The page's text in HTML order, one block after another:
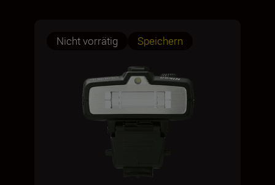
Nicht vorrätig Speichern